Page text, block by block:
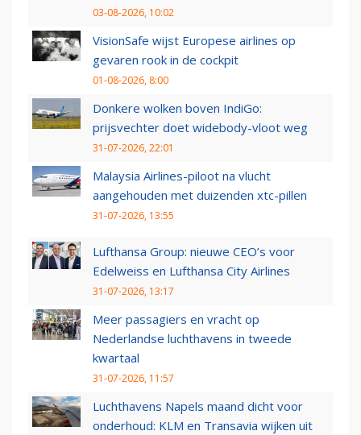
03-08-2026, 10:02
VisionSafe wijst Europese airlines op
gevaren rook in de cockpit
01-08-2026, 8:00
Donkere wolken boven IndiGo:
prijsvechter doet widebody-vloot weg
31-07-2026, 22:01
Malaysia Airlines-piloot na vlucht
aangehouden met duizenden xtc-pillen
31-07-2026, 13:55
Lufthansa Group: nieuwe CEO’s voor
Edelweiss en Lufthansa City Airlines
31-07-2026, 13:17
Meer passagiers en vracht op
Nederlandse luchthavens in tweede
kwartaal
31-07-2026, 11:57
Luchthavens Napels maand dicht voor
onderhoud: KLM en Transavia wijken uit